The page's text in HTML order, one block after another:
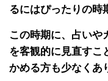
るにはぴったりの時
この時期に、占いや
を客観的に見直すこ
かめる方も少なくあ